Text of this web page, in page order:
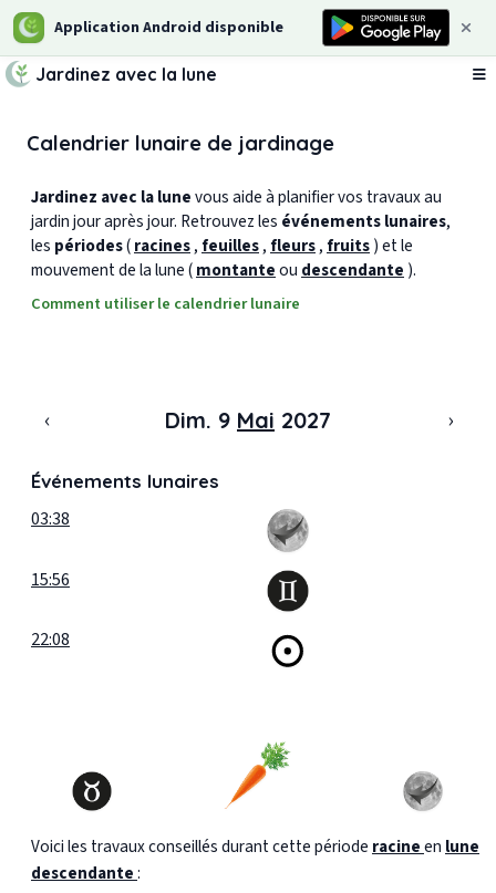
Application Android disponible
Jardinez avec la lune
Calendrier lunaire de jardinage
Jardinez avec la lunevous aide à planifier vos travaux au
jardin jour après jour. Retrouvez les événements lunaires,
les périodes(racines, feuilles, fleurs, fruits) et le
mouvement de la lune (montanteou descendante ).
Comment utiliser le calendrier lunaire
‹ Dim. 9 Mai 2027 ›
Événements lunaires
03:38
15:56
22:08
Voici les travaux conseillés durant cette période racineen lune
descendante: